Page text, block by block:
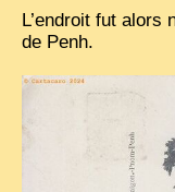
CAMBODIA
EXTRAORDINARY
FAMILY ARCHIVES
L’endroit fut alors
de Penh.